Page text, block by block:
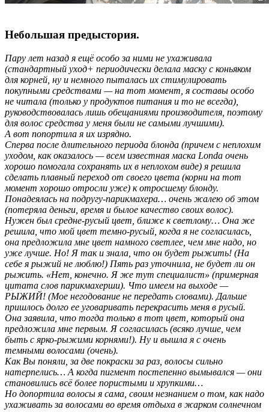
Небольшая предыстория.
Пару лет назад я ещё особо за ними не ухаживала
(стандартный уход+ периодически делала маску с коньяком
для корней, ну и немного пыталась их стимулировать
покупными средствами — на тот момент, я составы особо
не читала (только у продуктов питания и то не всегда),
руководствовалась лишь обещаниями производителя, поэтому
для волос средства у меня были не самыми лучшими).
А вот попортила я их изрядно.
Сперва после длительного периода блонда (причем с неплохим
уходом, как оказалось — всем известная маска Londa очень
хорошо помогала сохранять их в неплохом виде) я решила
сделать плавный переход от своего цвета (корни на тот
момент хорошо отросли уже) к отросшему блонду.
Понадеялась на подругу-парикмахера… очень жалею об этом
(потеряла деньги, время и былое качество своих волос).
Нужен был средне-русый цвет, ближе к светлому… Она же
решила, что мой цвет темно-русый, когда я не согласилась,
она предложила мне цвет намного светлее, чем мне надо, но
уже лучше. Но! Я так и знала, что он будет рыжить! (На
себе я рыжий не люблю!) Пять раз уточнила, не будет ли он
рыжить. «Нет, конечно. Я же тут специалист» (примерная
цитата слов парикмахерши). Что имеем на выходе —
РЫЖИЙ! (Мое негодование не передать словами). Дальше
пришлось долго ее уговаривать перекрасить меня в русый.
Она заявила, что тогда только в тот цвет, который она
предложила мне первым. Я согласилась (всяко лучше, чем
быть с ярко-рыжими корнями!). Ну и вышла я с очень
темными волосами (очень).
Как Вы поняли, за две покраски за раз, волосы сильно
натерпелись… А когда пигмент постепенно вымывался — они
становились всё более пористыми и хрупкими…
Но допортила волосы я сама, своим незнанием о том, как надо
ухаживать за волосами во время отдыха в жарком солнечном